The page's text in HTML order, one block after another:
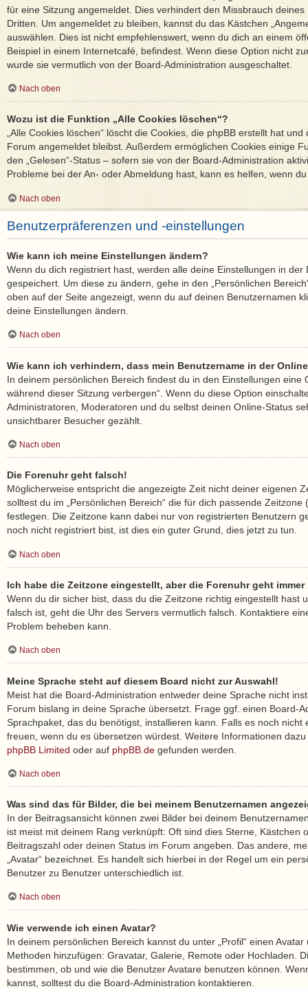
für eine Sitzung angemeldet. Dies verhindert den Missbrauch
Dritten. Um angemeldet zu bleiben, kannst du das Kästchen
auswählen. Dies ist nicht empfehlenswert, wenn du dich an einem
Beispiel in einem Internetcafé, befindest. Wenn diese Option nicht
wurde sie vermutlich von der Board-Administration ausgeschaltet.
Nach oben
Wozu ist die Funktion „Alle Cookies löschen“?
„Alle Cookies löschen“ löscht die Cookies, die phpBB erstellt hat
Forum angemeldet bleibst. Außerdem ermöglichen Cookies einige
den „Gelesen“-Status – sofern sie von der Board-Administration
Probleme bei der An- oder Abmeldung hast, kann es helfen, wenn
Nach oben
Benutzerpräferenzen und -einstellungen
Wie kann ich meine Einstellungen ändern?
Wenn du dich registriert hast, werden alle deine Einstellungen in der
gespeichert. Um diese zu ändern, gehe in den „Persönlichen
oben auf der Seite angezeigt, wenn du auf deinen Benutzernamen
deine Einstellungen ändern.
Nach oben
Wie kann ich verhindern, dass mein Benutzername in der
In deinem persönlichen Bereich findest du in den Einstellungen eine
während dieser Sitzung verbergen“. Wenn du diese Option
Administratoren, Moderatoren und du selbst deinen Online-Status
unsichtbarer Besucher gezählt.
Nach oben
Die Forenuhr geht falsch!
Möglicherweise entspricht die angezeigte Zeit nicht deiner eigenen
solltest du im „Persönlichen Bereich“ die für dich passende
festlegen. Die Zeitzone kann dabei nur von registrierten Benutzern
noch nicht registriert bist, ist dies ein guter Grund, dies jetzt zu tun.
Nach oben
Ich habe die Zeitzone eingestellt, aber die Forenuhr geht
Wenn du dir sicher bist, dass du die Zeitzone richtig eingestellt hast
falsch ist, geht die Uhr des Servers vermutlich falsch. Kontaktiere
Problem beheben kann.
Nach oben
Meine Sprache steht auf diesem Board nicht zur Auswahl!
Meist hat die Board-Administration entweder deine Sprache nicht
Forum bislang in deine Sprache übersetzt. Frage ggf. einen Board-
Sprachpaket, das du benötigst, installieren kann. Falls es noch nicht
freuen, wenn du es übersetzen würdest. Weitere Informationen
phpBB Limited oder auf phpBB.de gefunden werden.
Nach oben
Was sind das für Bilder, die bei meinem Benutzernamen
In der Beitragsansicht können zwei Bilder bei deinem
ist meist mit deinem Rang verknüpft: Oft sind dies Sterne, Kästchen
Beitragszahl oder deinen Status im Forum angeben. Das andere,
„Avatar“ bezeichnet. Es handelt sich hierbei in der Regel um ein
Benutzer zu Benutzer unterschiedlich ist.
Nach oben
Wie verwende ich einen Avatar?
In deinem persönlichen Bereich kannst du unter „Profil“ einen
Methoden hinzufügen: Gravatar, Galerie, Remote oder Hochladen.
bestimmen, ob und wie die Benutzer Avatare benutzen können.
kannst, solltest du die Board-Administration kontaktieren.